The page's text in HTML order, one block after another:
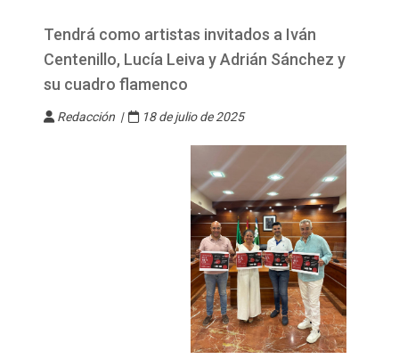
Tendrá como artistas invitados a Iván
Centenillo, Lucía Leiva y Adrián Sánchez y
su cuadro flamenco
Redacción | 18 de julio de 2025